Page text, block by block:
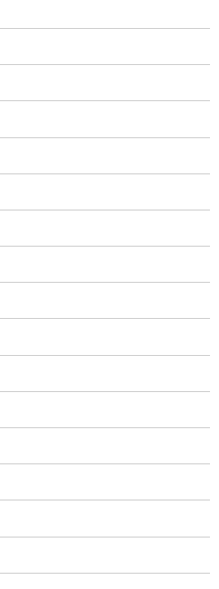
カメラマンやコニャンダ
放置攻略
攻略動画です。アイテムはネコ
にゃんコンボはなし。編成は大
マン、コニャンダムの合計5種の
ター放置攻略ですが、量産壁3枚
ンダムを守っているので最初か
クリアに成功しています。